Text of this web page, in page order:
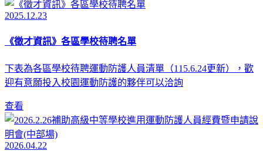
2025.12.23
《徵才資訊》各區學校待聘名單
下表為各區學校待聘運動防護人員清單（115.6.24更新），歡
迎有意願投入校園運動防護的夥伴可以洽詢
查看
2026.04.22